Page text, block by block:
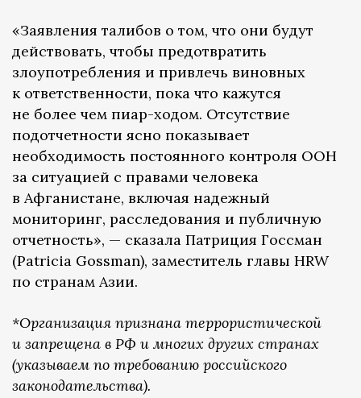
«Заявления талибов о том, что они будут
действовать, чтобы предотвратить
злоупотребления и привлечь виновных
к ответственности, пока что кажутся
не более чем пиар-ходом. Отсутствие
подотчетности ясно показывает
необходимость постоянного контроля ООН
за ситуацией с правами человека
в Афганистане, включая надежный
мониторинг, расследования и публичную
отчетность», — сказала Патриция Госсман
(Patricia Gossman), заместитель главы HRW
по странам Азии.
*Организация признана террористической
и запрещена в РФ и многих других странах
(указываем по требованию российского
законодательства).